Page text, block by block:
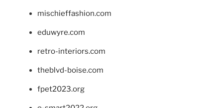
mischieffashion.com
eduwyre.com
retro-interiors.com
theblvd-boise.com
fpet2023.org